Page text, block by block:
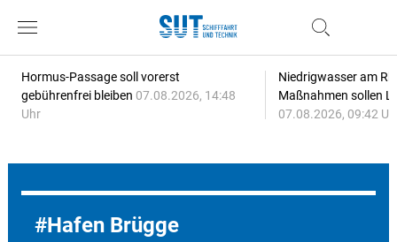
Hormus-Passage soll vorerst
gebührenfrei bleiben 07.08.2026, 14:48
Uhr
Niedrigwasser am
Maßnahmen sollen
07.08.2026, 09:42
Hafen Brügge